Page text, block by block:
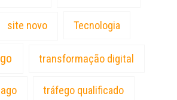
site novo Tecnologia
transformação digital
tráfego qualificado